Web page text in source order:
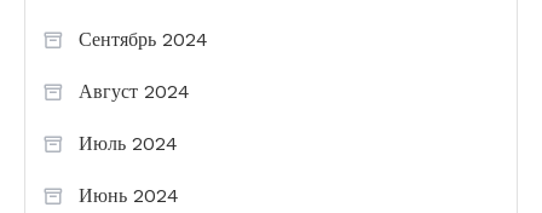
Сентябрь 2024
Август 2024
Июль 2024
Июнь 2024